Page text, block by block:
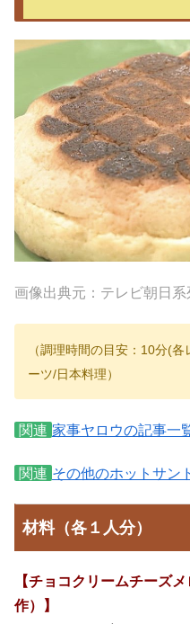
画像出典元：テレビ朝日系
（調理時間の目安：10分(
ーツ/日本料理）
関連 家事ヤロウの記事一
関連 その他のホットサン
材料（各１人分）
【チョコクリームチーズ
作）】